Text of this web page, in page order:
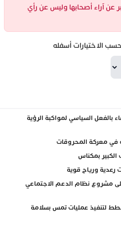
عن آراء أصحابها وليس عن رأي
الاختيارات أسفله
بالفعل السياسي لمواكبة الرؤية
في معركة المحروقات
رعدية ورياح قوية
مشروع نظام الدعم الاجتماعي
لتنفيذ عمليات تمس بسلامة